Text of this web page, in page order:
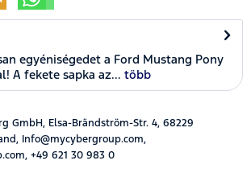
egyéniségedet a Ford Mustang Pony
A fekete sapka az... több
GmbH, Elsa-Brändström-Str. 4, 68229
Info@mycybergroup.com,
+49 621 30 983 0